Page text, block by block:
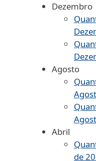
Dezembro
Agosto
Abril
de